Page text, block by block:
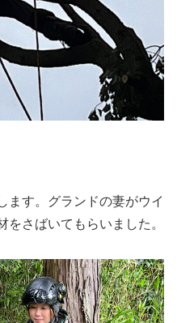
ます。グランドの妻がウイ
をさばいてもらいました。